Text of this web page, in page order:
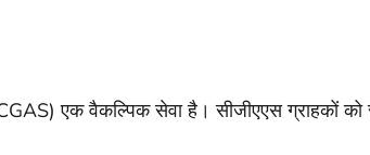
एक वैकल्पिक सेवा है। सीजीएएस ग्राहकों